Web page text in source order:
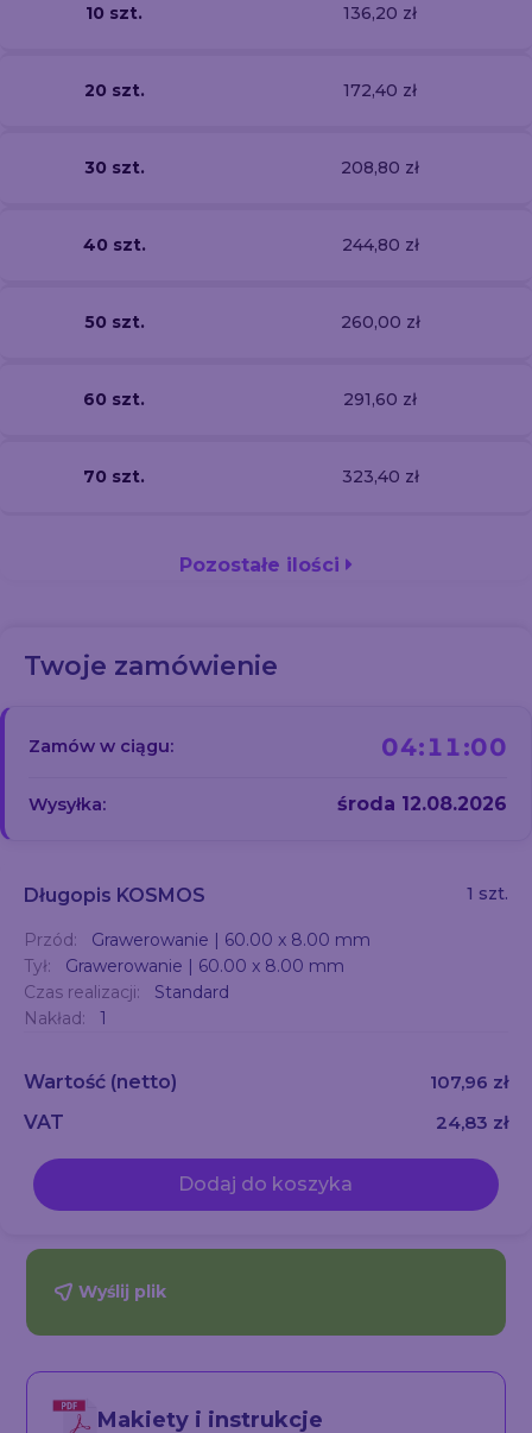
10 szt. 136,20 zł
20 szt. 172,40 zł
30 szt. 208,80 zł
40 szt. 244,80 zł
50 szt. 260,00 zł
60 szt. 291,60 zł
70 szt. 323,40 zł
Pozostałe ilości
Twoje zamówienie
Zamów w ciągu: 04:11:00
Wysyłka: środa 12.08.2026
Długopis KOSMOS 1 szt.
Przód:
Grawerowanie | 60.00 x 8.00 mm
Tył:
Grawerowanie | 60.00 x 8.00 mm
Czas realizacji:
Standard
Nakład:
1
Wartość (netto)
107,96 zł
VAT
24,83 zł
Dodaj do koszyka
Wyślij plik
Makiety i instrukcje